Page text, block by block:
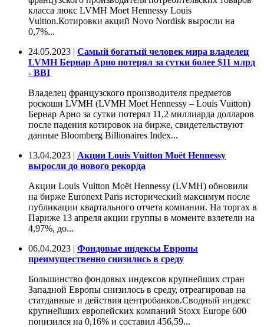
класса люкс LVMH Moet Hennessy Louis
Vuitton.Котировки акций Novo Nordisk выросли на
0,7%...
24.05.2023 | Самый богатый человек мира владелец
LVMH Бернар Арно потерял за сутки более $11 млрд
- BBI
Владелец французского производителя предметов
роскоши LVMH (LVMH Moet Hennessy – Louis Vuitton)
Бернар Арно за сутки потерял 11,2 миллиарда долларов
после падения котировок на бирже, свидетельствуют
данные Bloomberg Billionaires Index...
13.04.2023 | Акции Louis Vuitton Moët Hennessy
выросли до нового рекорда
Акции Louis Vuitton Moët Hennessy (LVMH) обновили
на бирже Euronext Paris исторический максимум после
публикации квартального отчета компании. На торгах в
Париже 13 апреля акции группы в моменте взлетели на
4,97%, до...
06.04.2023 | Фондовые индексы Европы
преимущественно снизились в среду
Большинство фондовых индексов крупнейших стран
Западной Европы снизилось в среду, отреагировав на
статданные и действия центробанков.Сводный индекс
крупнейших европейских компаний Stoxx Europe 600
понизился на 0,16% и составил 456,59...